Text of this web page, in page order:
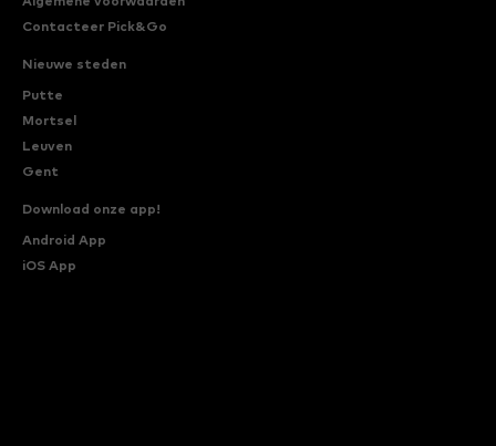
Contacteer Pick&Go
Nieuwe steden
Putte
Mortsel
Leuven
Gent
Download onze app!
Android App
iOS App